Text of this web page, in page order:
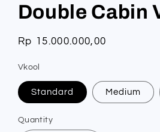
Double Cabin
Regular
Rp 15.000.000,00
Vkool
Standard Medium
Quantity
Quantity